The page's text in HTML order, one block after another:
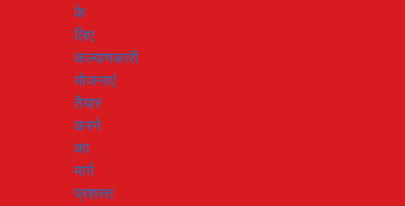
के
लिए
कल्याणकारी
योजनाएं
तैयार
करने
का
मार्ग
प्रशस्त